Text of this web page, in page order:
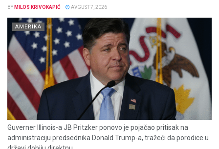
BY MILOS KRIVOKAPIĆ AVGUST 7, 2026
AMERIKA
Guverner Illinois-a JB Pritzker ponovo je pojačao pritisak na
administraciju predsednika Donald Trump-a, tražeći da porodice u